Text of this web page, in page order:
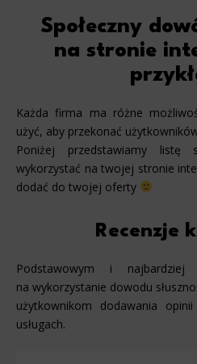
Społeczny
na stronie
Każda firma ma różne
użyć, aby przekonać
Poniżej przedstawiamy listę
wykorzystać na twojej stronie
dodać do twojej oferty
Recenzje
Podstawowym i najbardziej
na wykorzystanie dowodu
użytkownikom dodawania
usługach.